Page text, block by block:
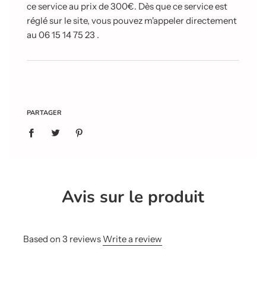
ce service au prix de 300€. Dès que ce service est
réglé sur le site, vous pouvez m'appeler directement
au 06 15 14 75 23 .
PARTAGER
Avis sur le produit
Based on 3 reviews Write a review